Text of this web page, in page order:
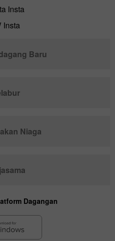
Insta
Insta
Baru
Niaga
Dagangan